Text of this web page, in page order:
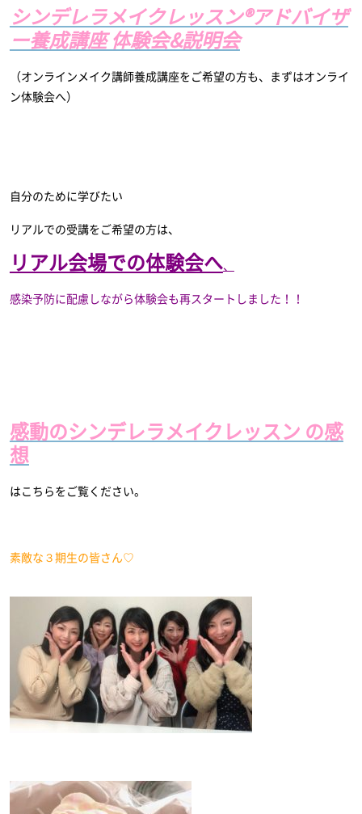
シンデレラメイクレッスン®️アドバイザ
ー養成講座 体験会&説明会
（オンラインメイク講師養成講座をご希望の方も、まずはオンライ
ン体験会へ）
自分のために学びたい
リアルでの受講をご希望の方は、
リアル会場での体験会へ、
感染予防に配慮しながら体験会も再スタートしました！！
感動のシンデレラメイクレッスン の感
想
はこちらをご覧ください。
素敵な３期生の皆さん♡